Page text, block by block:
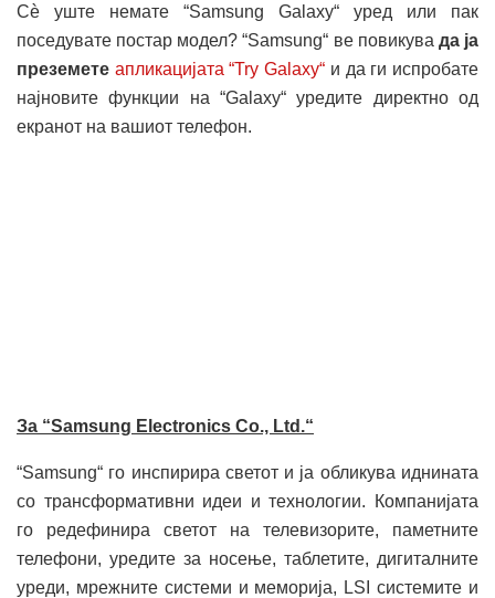
Сѐ уште немате “Samsung Galaxy“ уред или пак
поседувате постар модел? “Samsung“ ве повикува да ја
преземете апликацијата “Try Galaxy“ и да ги испробате
најновите функции на “Galaxy“ уредите директно од
екранот на вашиот телефон.
За “Samsung Electronics Co., Ltd.“
“Samsung“ го инспирира светот и ја обликува иднината
со трансформативни идеи и технологии. Компанијата
го редефинира светот на телевизорите, паметните
телефони, уредите за носење, таблетите, дигиталните
уреди, мрежните системи и меморија, LSI системите и